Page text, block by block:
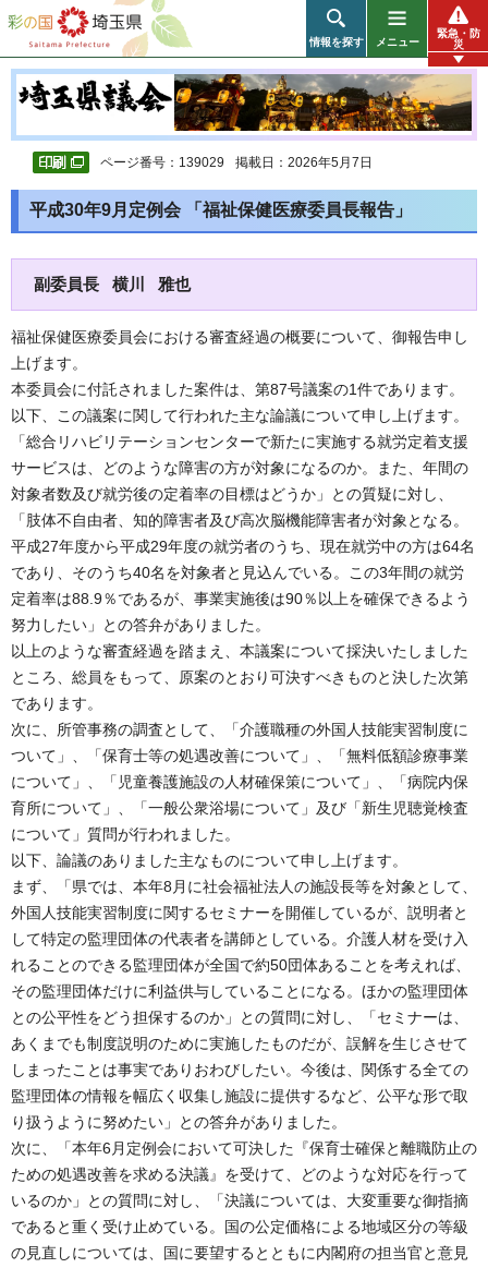
彩の国 埼玉県
情報を探す メニュー
緊急・防
災
ページ番号：139029 掲載日：2026年5月7日
平成30年9月定例会 「福祉保健医療委員長報告」
副委員長 横川 雅也
福祉保健医療委員会における審査経過の概要について、御報告申し
上げます。
本委員会に付託されました案件は、第87号議案の1件であります。
以下、この議案に関して行われた主な論議について申し上げます。
「総合リハビリテーションセンターで新たに実施する就労定着支援
サービスは、どのような障害の方が対象になるのか。また、年間の
対象者数及び就労後の定着率の目標はどうか」との質疑に対し、
「肢体不自由者、知的障害者及び高次脳機能障害者が対象となる。
平成27年度から平成29年度の就労者のうち、現在就労中の方は64名
であり、そのうち40名を対象者と見込んでいる。この3年間の就労
定着率は88.9％であるが、事業実施後は90％以上を確保できるよう
努力したい」との答弁がありました。
以上のような審査経過を踏まえ、本議案について採決いたしました
ところ、総員をもって、原案のとおり可決すべきものと決した次第
であります。
次に、所管事務の調査として、「介護職種の外国人技能実習制度に
ついて」、「保育士等の処遇改善について」、「無料低額診療事業
について」、「児童養護施設の人材確保策について」、「病院内保
育所について」、「一般公衆浴場について」及び「新生児聴覚検査
について」質問が行われました。
以下、論議のありました主なものについて申し上げます。
まず、「県では、本年8月に社会福祉法人の施設長等を対象として、
外国人技能実習制度に関するセミナーを開催しているが、説明者と
して特定の監理団体の代表者を講師としている。介護人材を受け入
れることのできる監理団体が全国で約50団体あることを考えれば、
その監理団体だけに利益供与していることになる。ほかの監理団体
との公平性をどう担保するのか」との質問に対し、「セミナーは、
あくまでも制度説明のために実施したものだが、誤解を生じさせて
しまったことは事実でありおわびしたい。今後は、関係する全ての
監理団体の情報を幅広く収集し施設に提供するなど、公平な形で取
り扱うように努めたい」との答弁がありました。
次に、「本年6月定例会において可決した『保育士確保と離職防止の
ための処遇改善を求める決議』を受けて、どのような対応を行って
いるのか」との質問に対し、「決議については、大変重要な御指摘
であると重く受け止めている。国の公定価格による地域区分の等級
の見直しについては、国に要望するとともに内閣府の担当官と意見